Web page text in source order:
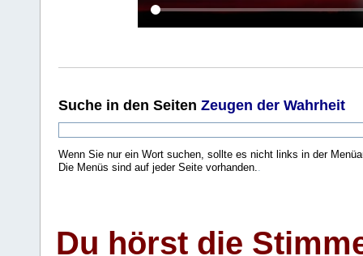
Suche in den Seiten Zeugen der Wahrheit
Wenn Sie nur ein Wort suchen, sollte es nicht links in der
Die Menüs sind auf jeder Seite vorhanden.
Du hörst die